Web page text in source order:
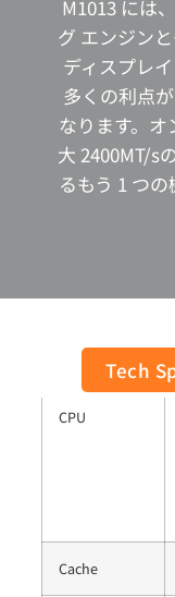
M1013 には
グ エンジン
ディスプレ
多くの利点
なります。オ
大 2400MT/s
るもう 1 つ
Tech
General
CPU
Cache